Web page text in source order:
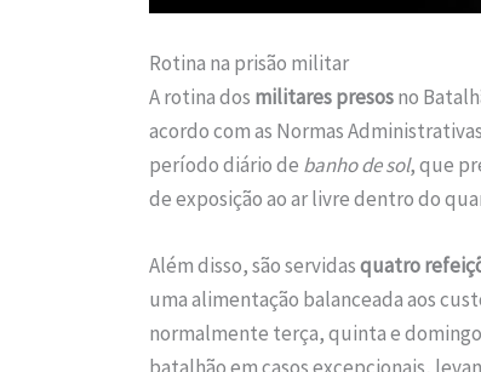
Rotina na prisão militar
A rotina dos militares presosno
acordo com as Normas
período diário de banho de sol, que
de exposição ao ar livre dentro do
Além disso, são servidasquatro
uma alimentação balanceada aos
normalmente terça, quinta e